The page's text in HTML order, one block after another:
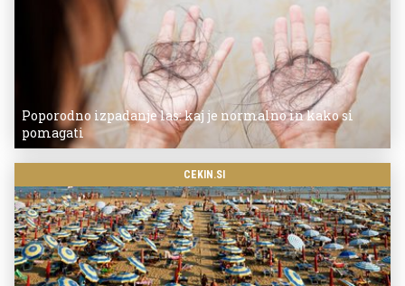
Poporodno izpadanje las: kaj je normalno in kako si
pomagati
CEKIN.SI